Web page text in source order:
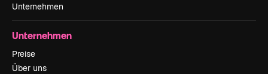
Unternehmen
Unternehmen
Preise
Über uns